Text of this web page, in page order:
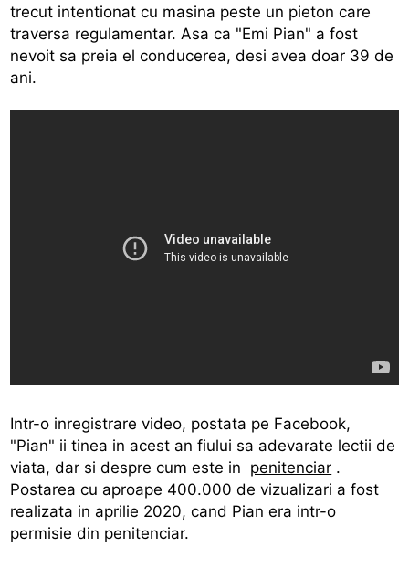
trecut intentionat cu masina peste un pieton care
traversa regulamentar. Asa ca "Emi Pian" a fost
nevoit sa preia el conducerea, desi avea doar 39 de
ani.
Intr-o inregistrare video, postata pe Facebook,
"Pian" ii tinea in acest an fiului sa adevarate lectii de
viata, dar si despre cum este in penitenciar .
Postarea cu aproape 400.000 de vizualizari a fost
realizata in aprilie 2020, cand Pian era intr-o
permisie din penitenciar.